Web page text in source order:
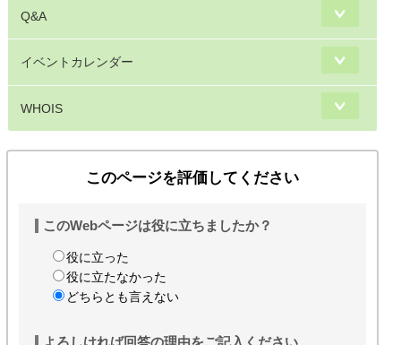
Q&A
イベントカレンダー
WHOIS
このページを評価してください
このWebページは役に立ちましたか？
役に立った
役に立たなかった
どちらとも言えない
よろしければ回答の理由をご記入ください